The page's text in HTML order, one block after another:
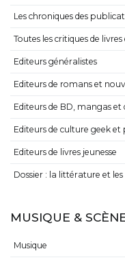
Les chroniques des
Toutes les critiques de
Editeurs généralistes
Editeurs de romans et
Editeurs de BD, mangas et
Editeurs de culture geek et
Editeurs de livres jeunesse
Dossier : la littérature et
MUSIQUE &
Musique